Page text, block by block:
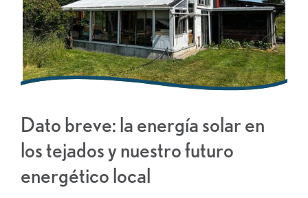
Dato breve: la energía solar en
los tejados y nuestro futuro
energético local